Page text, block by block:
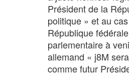
Président de la
politique » et au
République
parlementaire à
allemand « j8M
comme futur